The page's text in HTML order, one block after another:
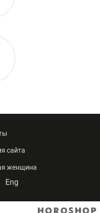
сайта
женщина
Eng